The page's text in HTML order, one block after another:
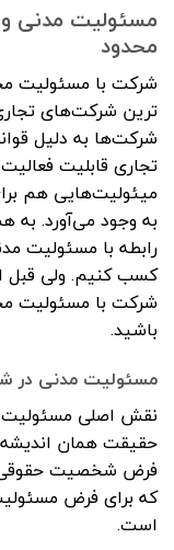
مسئولیت مدنی
محدود
شرکت با مسئولیت
ترین شرکت‌های
شرکت‌ها به دلیل
تجاری قابلیت
میئولیت‌هایی هم
به وجود می‌آورد. به
رابطه با مسئولیت
کسب کنیم. ولی قبل
شرکت با مسئولیت
باشید.
مسئولیت مدنی در
نقش اصلی مسئولیت
حقیقت همان اندیشه‌
فرض شخصیت حقوقی
که برای فرض
است.